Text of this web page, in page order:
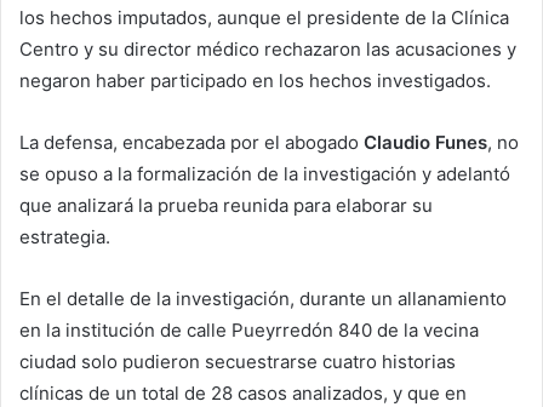
los hechos imputados, aunque el presidente de la Clínica
Centro y su director médico rechazaron las acusaciones y
negaron haber participado en los hechos investigados.
La defensa, encabezada por el abogado Claudio Funes, no
se opuso a la formalización de la investigación y adelantó
que analizará la prueba reunida para elaborar su
estrategia.
En el detalle de la investigación, durante un allanamiento
en la institución de calle Pueyrredón 840 de la vecina
ciudad solo pudieron secuestrarse cuatro historias
clínicas de un total de 28 casos analizados, y que en